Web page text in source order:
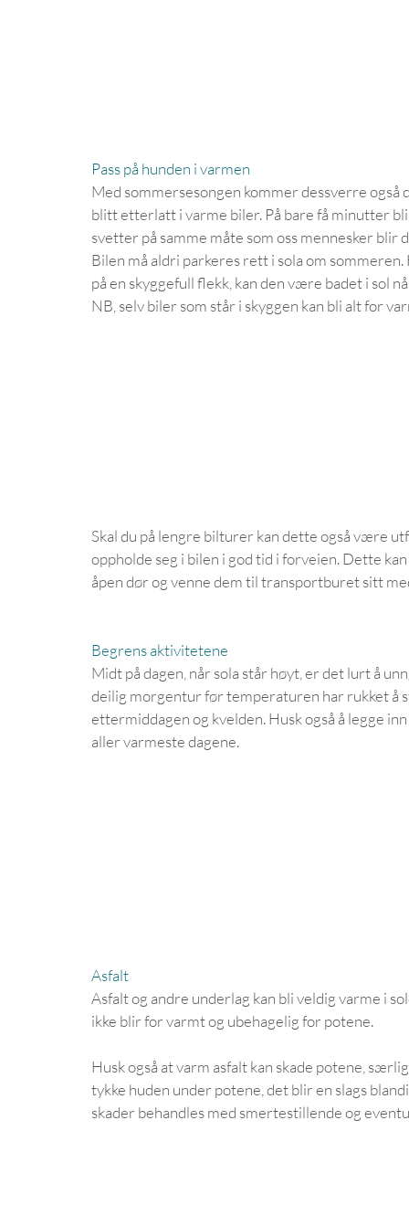
Pass på hunden i varmen
Med sommersesongen kommer dessverre
blitt etterlatt i varme biler. På bare få minutter
svetter på samme måte som oss mennesker
Bilen må aldri parkeres rett i sola om
på en skyggefull flekk, kan den være badet i sol
NB, selv biler som står i skyggen kan bli alt for
Skal du på lengre bilturer kan dette også være
oppholde seg i bilen i god tid i forveien. Dette
åpen dør og venne dem til transportburet sitt
Begrens aktivitetene
Midt på dagen, når sola står høyt, er det lurt å
deilig morgentur før temperaturen har rukket å
ettermiddagen og kvelden. Husk også å legge
aller varmeste dagene.
Asfalt
Asfalt og andre underlag kan bli veldig varme i
ikke blir for varmt og ubehagelig for potene.
Husk også at varm asfalt kan skade potene,
tykke huden under potene, det blir en slags
skader behandles med smertestillende og